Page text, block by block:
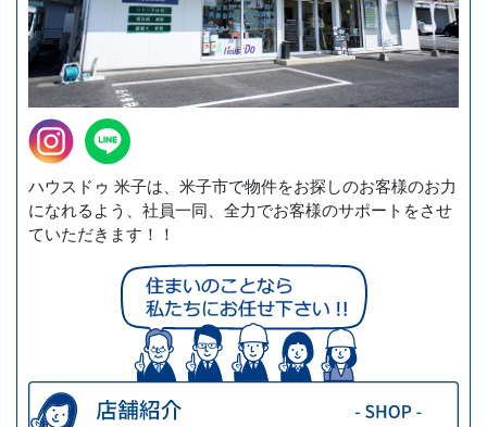
ハウスドゥ 米子は、米子市で物件をお探しのお客様のお力
になれるよう、社員一同、全力でお客様のサポートをさせ
ていただきます！！